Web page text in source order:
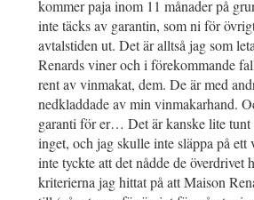
kommer paja inom 11 månader på
inte täcks av garantin, som ni för
avtalstiden ut. Det är alltså jag som
Renards viner och i förekommande
rent av vinmakat, dem. De är med
nedkladdade av min vinmakarhand.
garanti för er… Det är kanske lite tunt
inget, och jag skulle inte släppa på
inte tyckte att det nådde de överdrivet
kriterierna jag hittat på att Maison